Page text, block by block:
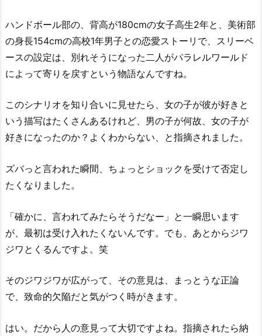
ハンドボール部の、背高が180cmの女子高生2年と、美術部
の身長154cmの高校1年男子との恋愛ストーリで、スリーベ
ースの設定は、別れそうになった二人がパラレルワールド
によって寄りを戻すという物語なんですね。
このシナリオを知り合いに見せたら、女の子が彼が好きと
いう描写はたくさんあるけれど、男の子が何故、女の子が
好きになったのか？よくわからない、と指摘されました。
ズバっと言われた瞬間、ちょっとショックを受けて否定し
たくなりました。
「確かに、言われてみたらそうだなー」と一瞬思います
が、最初は受け入れたくないんです。でも、あとからジワ
ジワとくるんですよ。笑
そのジワジワが広がって、その意見は、まっとうな正論
で、致命的欠陥だと気がつく時がきます。
はい。だから人の意見って大切ですよね。指摘されたら納